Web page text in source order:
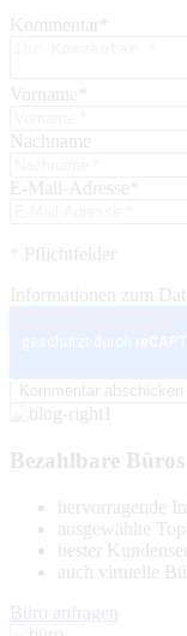
Kommentar
Vorname
Nachname
E-Mail-Adresse
* Pflichtfelder
Informationen zum
Bezahlbare
hervorragende
ausgewählte
bester
auch virtuelle
Büro anfragen